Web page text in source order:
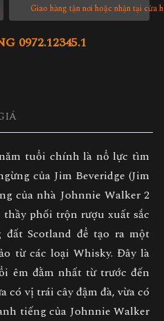
Giao hàng tận nơi hoặc nhận tại cửa
0972.12345.1
tuổi chính là nổ lực tìm
của Jim Beveridge (Jim
của nhà Johnnie Walker 2
phối trộn rượu xuất sắc
Scotland để tạo ra một
từ các loại Whisky. Đây là
êm đằm nhất từ trước đến
có vị trái cây đậm đà, vừa có
tiếng của Johnnie Walker